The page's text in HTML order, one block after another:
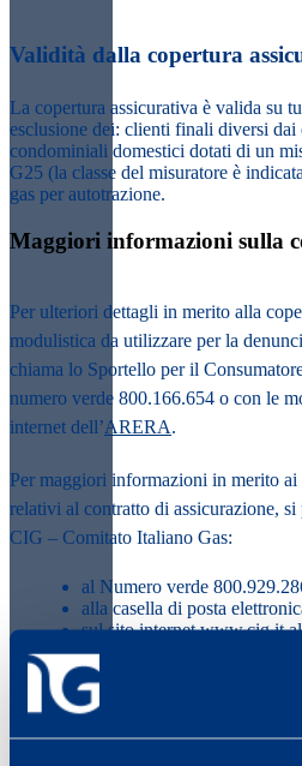
Validità dalla copertura
La copertura assicurativa è valida su
esclusione dei: ​ clienti finali diversi
condominiali domestici dotati di un
G25 (la classe del misuratore è
gas per autotrazione. ​
Maggiori informazioni sulla
Per ulteriori dettagli in merito alla
modulistica da utilizzare per la
chiama lo Sportello per il
numero verde 800.166.654 o con le
internet dell’ARERA. ​
Per maggiori informazioni in merito
relativi al contratto di assicurazione,
CIG – Comitato Italiano Gas: ​
al Numero verde
alla casella di posta
sul sito internetwww.cig.it
Consulta tutti i dettagli sulle norme
assicurazione sull’Allegato 1